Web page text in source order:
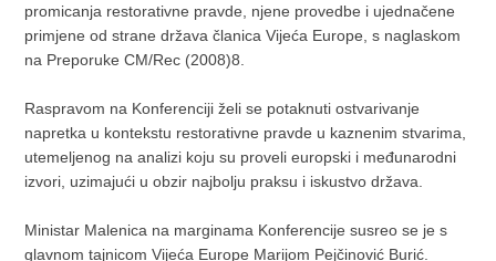
promicanja restorativne pravde, njene provedbe i ujednačene
primjene od strane država članica Vijeća Europe, s naglaskom
na Preporuke CM/Rec (2008)8.
Raspravom na Konferenciji želi se potaknuti ostvarivanje
napretka u kontekstu restorativne pravde u kaznenim stvarima,
utemeljenog na analizi koju su proveli europski i međunarodni
izvori, uzimajući u obzir najbolju praksu i iskustvo država.
Ministar Malenica na marginama Konferencije susreo se je s
glavnom tajnicom Vijeća Europe Marijom Pejčinović Burić.